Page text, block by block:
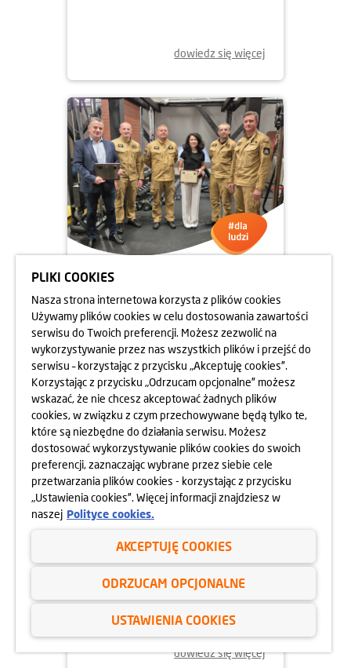
dowiedz się więcej
05.06.2025
DBAMY O FORMĘ STRAŻAKÓW
dowiedz się więcej
02.06.2025
ODYSEJA UMYSŁU 2025
dowiedz się więcej
PLIKI COOKIES
Nasza strona internetowa korzysta z plików cookies
Używamy plików cookies w celu dostosowania zawartości
serwisu do Twoich preferencji. Możesz zezwolić na
wykorzystywanie przez nas wszystkich plików i przejść do
serwisu – korzystając z przycisku „Akceptuję cookies”.
Korzystając z przycisku „Odrzucam opcjonalne” możesz
wskazać, że nie chcesz akceptować żadnych plików
cookies, w związku z czym przechowywane będą tylko te,
które są niezbędne do działania serwisu. Możesz
dostosować wykorzystywanie plików cookies do swoich
preferencji, zaznaczając wybrane przez siebie cele
przetwarzania plików cookies - korzystając z przycisku
„Ustawienia cookies”. Więcej informacji znajdziesz w
naszej Polityce cookies.
AKCEPTUJĘ COOKIES
ODRZUCAM OPCJONALNE
USTAWIENIA COOKIES